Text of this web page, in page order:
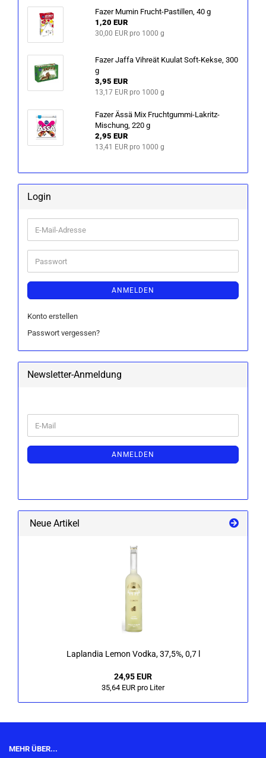
Fazer Mumin Frucht-​Pastillen, 40 g
1,20 EUR
30,00 EUR pro 1000 g
Fazer Jaffa Vih­re­ät Ku­ulat Soft-​Kekse, 300
g
3,95 EUR
13,17 EUR pro 1000 g
Fazer Ässä Mix Fruchtgummi-​Lakritz-
Mischung, 220 g
2,95 EUR
13,41 EUR pro 1000 g
Login
E-
Mail-
Adresse
Passwort
ANMELDEN
Konto erstellen
Passwort vergessen?
Newsletter-Anmeldung
ZUR
ANMELDUNG
E-
Mail
ANMELDEN
Neue Artikel
La­p­lan­dia Lemon Vodka, 37,5%, 0,7 l
24,95 EUR
35,64 EUR pro Liter
MEHR ÜBER...